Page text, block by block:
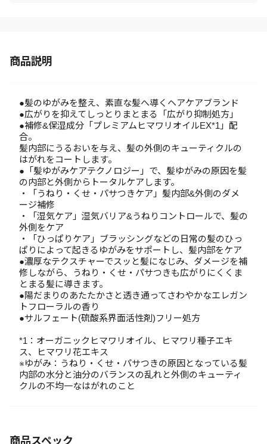
商品説明
●髪のゆがみを整え、素直な髪へ導くヘアケアブランド
●広がりを抑えてしっとりまとまる「広がり抑制処方」
●補修&保湿成分「プレミアムヒマワリオイルEX*1」配
合。
髪内部にうるおいを与え、髪の外側のキューティクルの
はがれをコートします。
●「髪ゆがみケアテクノロジー」で、髪ゆがみの原因を髪
の内部と外側からトータルケアします。
・「うねり・くせ・パサつきケア」髪内部&外側のダメ
ージ補修
・「湿気ケア」湿気バリア&うねりコントロールで、髪の
外側をケア
・「ひっぱりケア」ブラッシングなどの日常の髪のひっ
ぱりによって起きるゆがみをサポートし、髪内部をケア
●濃厚なテクスチャーでスッと髪になじみ、ダメージを補
修しながら、うねり・くせ・パサつきも広がりにくくま
とまる髪に導きます。
●陽だまりのあたたかさと透き通ってさわやかなエレガン
トフローラルの香り
●サルフェート(硫酸系界面活性剤)フリー処方
*1：オーガニックヒマワリオイル、ヒマワリ種子エキ
ス、ヒマワリ花エキス
※ゆがみ：うねり・くせ・パサつきの原因となっている髪
内部の水分と油分のバランスの乱れと外側のキューティ
クルの不均一なはがれのこと
商品スペック